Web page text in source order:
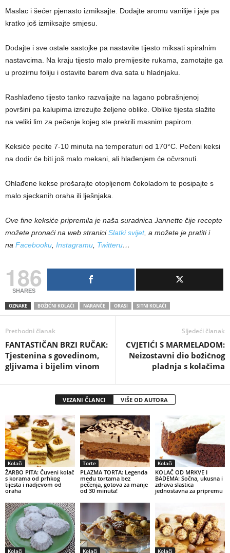
Maslac i šećer pjenasto izmiksajte. Dodajte aromu vanilije i jaje pa
kratko još izmiksajte smjesu.
Dodajte i sve ostale sastojke pa nastavite tijesto miksati spiralnim
nastavcima. Na kraju tijesto malo premijesite rukama, zamotajte ga
u prozirnu foliju i ostavite barem dva sata u hladnjaku.
Rashlađeno tijesto tanko razvaljajte na lagano pobrašnjenoj
površini pa kalupima izrezujte željene oblike. Oblike tijesta slažite
na veliki lim za pečenje kojeg ste prekrili masnim papirom.
Keksiće pecite 7-10 minuta na temperaturi od 170°C. Pečeni keksi
na dodir će biti još malo mekani, ali hlađenjem će očvrsnuti.
Ohlađene kekse prošarajte otopljenom čokoladom te posipajte s
malo sjeckanih oraha ili lješnjaka.
Ove fine keksiće pripremila je naša suradnica Jannette čije recepte
možete pronaći na web straniciSlatki svijet, a možete je pratiti i
na Facebooku Instagramu Twitteru…
186
SHARES
OZNAKE BOŽIĆNI KOLAČI NARANČE ORASI SITNI KOLAČI
Prethodni članak
FANTASTIČAN BRZI RUČAK:
Tjestenina s govedinom,
gljivama i bijelim vinom
Sljedeći članak
CVJETIĆI S MARMELADOM:
Neizostavni dio božićnog
pladnja s kolačima
VEZANI ČLANCI VIŠE OD AUTORA
Kolači
ŽARBO PITA: Čuveni kolač
s korama od prhkog
tijesta i nadjevom od
oraha
Torte
PLAZMA TORTA: Legenda
među tortama bez
pečenja, gotova za manje
od 30 minuta!
Kolači
KOLAČ OD MRKVE I
BADEMA: Sočna, ukusna i
zdrava slastica
jednostavna za pripremu
Kolači Kolači Kolači